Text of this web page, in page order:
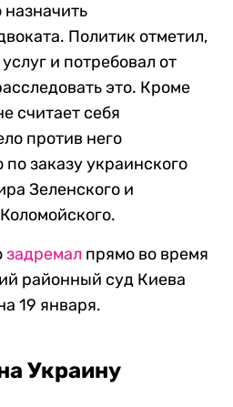
Политик отметил,
и потребовал от
это. Кроме
считает себя
против него
заказу украинского
Зеленского и
задремал прямо во время
районный суд Киева
19 января.
Украину